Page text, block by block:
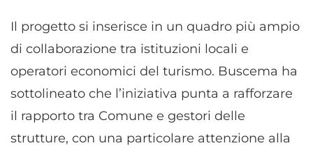
Il progetto si inserisce in un quadro più ampio
di collaborazione tra istituzioni locali e
operatori economici del turismo. Buscema ha
sottolineato che l’iniziativa punta a rafforzare
il rapporto tra Comune e gestori delle
strutture, con una particolare attenzione alla